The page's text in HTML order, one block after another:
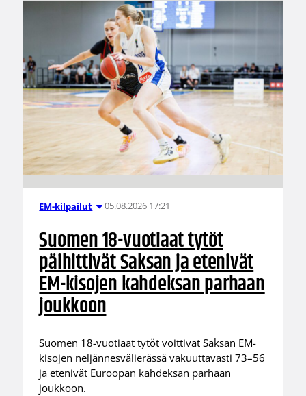
EM-kilpailut 05.08.2026 17:21
Suomen 18-vuotiaat tytöt
päihittivät Saksan ja etenivät
EM-kisojen kahdeksan parhaan
joukkoon
Suomen 18-vuotiaat tytöt voittivat Saksan EM-
kisojen neljännesvälierässä vakuuttavasti 73–56
ja etenivät Euroopan kahdeksan parhaan
joukkoon.